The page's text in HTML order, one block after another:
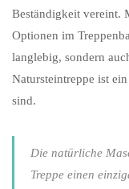
Beständigkeit vereint.
Optionen im
langlebig, sondern
Natursteintreppe ist
sind.
Die natürliche
Treppe einen